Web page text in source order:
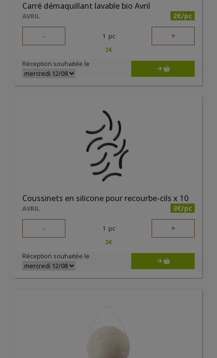
Carré démaquillant lavable bio Avril
AVRIL 2€/pc
- 1 pc +
2€
Réception souhaitée le
Coussinets en silicone pour recourbe-cils x 10
AVRIL 3€/pc
- 1 pc +
3€
Réception souhaitée le